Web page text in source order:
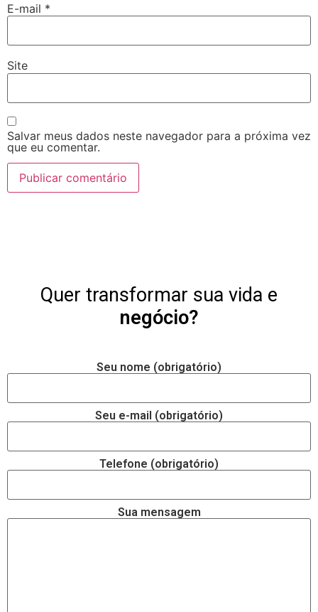
E-mail *
Site
Salvar meus dados neste navegador para a próxima vez
que eu comentar.
Quer transformar sua vida e
negócio?
Seu nome (obrigatório)
Seu e-mail (obrigatório)
Telefone (obrigatório)
Sua mensagem